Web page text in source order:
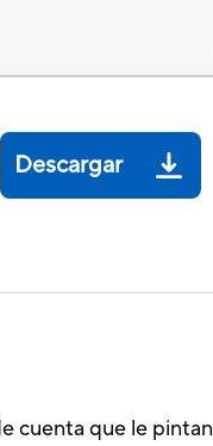
Descargar
cuenta que le pintan